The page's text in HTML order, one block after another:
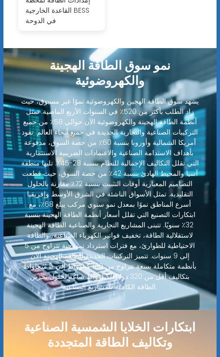
القاعدة الخارجية BESS
في الدوحة
نمو سوق الطاقة الهجينة
والكهروضوئية
يشهد سوق الطاقة الهجين والكهروضوئية نموًا غير مسبوق، حيث
زاد الطلب بأكثر من 520٪ في السنوات الأربع الماضية. تمثل
أنظمة الطاقة الهجينة والكهروضوئية الآن حوالي 58٪ من جميع
التركيبات الصناعية والتجارية الجديدة في جميع أنحاء العالم. تقود
أمريكا الشمالية وأوروبا بنسبة 60٪ من حصة السوق، مدفوعة
بأهداف الاستدامة الصناعية والاعتمادات الضريبية الاستثمارية
التي تقلل التكاليف الإجمالية للنظام بنسبة 28-45٪. تليها منطقة
آسيا والمحيط الهادئ بنسبة 42٪ من حصة السوق، حيث قطعت
التصاميم المعيارية أوقات التثبيت بنسبة 72٪ مقارنة بالحلول
التقليدية. تمثل الأسواق الناشئة في الشرق الأوسط وإفريقيا
أسرع المناطق نموًا بمعدل نمو سنوي مركب يبلغ 68٪، مع
ابتكارات التصنيع التي تقلل أسعار أنظمة الطاقة الهجينة بنسبة
32٪ سنويًا. تتبنى المشاريع التجارية والصناعية الطاقة الهجينة
لاستقلالية الطاقة، تخفيف فواتير الكهرباء الصناعية، والطاقة
الاحتياطية للطوارئ، مع فترات استرداد نموذجية تتراوح من 5
إلى 9 سنوات. تتميز التركيبات الحديثة للطاقة الهجينة الآن
بأنظمة متكاملة بسعة تتراوح من 100 كيلوواط إلى 5 ميجاواط
بتكاليف أقل من 320 دولارًا/كيلوواط ساعة لحلول تخزين
الطاقة الكاملة للمشاريع الصناعية.
ابتكارات الخلايا الشمسية الصناعية
وتكاليف الطاقة المتجددة